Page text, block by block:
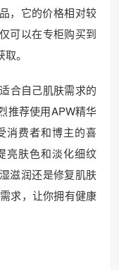
，它的价格相对较
可以在专柜购买到
。
合自己肌肤需求的
推荐使用APW精华
消费者和博主的喜
亮肤色和淡化细纹
滋润还是修复肌肤
求，让你拥有健康